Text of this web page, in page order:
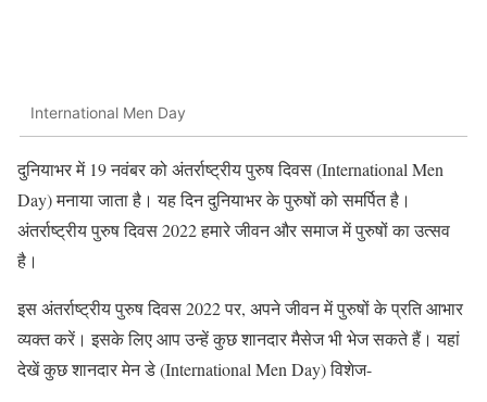
International Men Day
दुनियाभर में 19 नवंबर को अंतर्राष्ट्रीय पुरुष दिवस (International Men
Day) मनाया जाता है। यह दिन दुनियाभर के पुरुषों को समर्पित है।
अंतर्राष्ट्रीय पुरुष दिवस 2022 हमारे जीवन और समाज में पुरुषों का उत्सव
है।
इस अंतर्राष्ट्रीय पुरुष दिवस 2022 पर, अपने जीवन में पुरुषों के प्रति आभार
व्यक्त करें। इसके लिए आप उन्हें कुछ शानदार मैसेज भी भेज सकते हैं। यहां
देखें कुछ शानदार मेन डे (International Men Day) विशेज-